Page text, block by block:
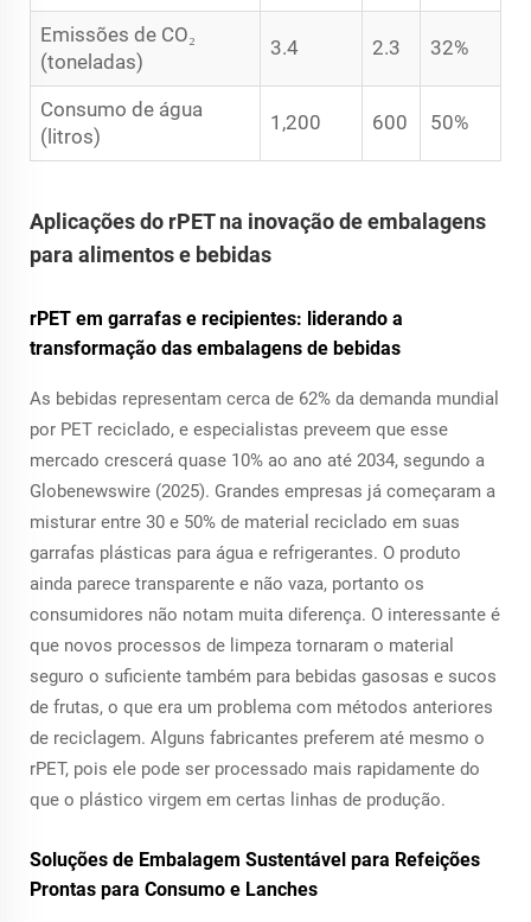
Emissões de CO₂
(toneladas)
3.4 2.3 32%
Consumo de água
(litros)
1,200 600 50%
Aplicações do rPET na inovação de embalagens
para alimentos e bebidas
rPET em garrafas e recipientes: liderando a
transformação das embalagens de bebidas
As bebidas representam cerca de 62% da demanda mundial
por PET reciclado, e especialistas preveem que esse
mercado crescerá quase 10% ao ano até 2034, segundo a
Globenewswire (2025). Grandes empresas já começaram a
misturar entre 30 e 50% de material reciclado em suas
garrafas plásticas para água e refrigerantes. O produto
ainda parece transparente e não vaza, portanto os
consumidores não notam muita diferença. O interessante é
que novos processos de limpeza tornaram o material
seguro o suficiente também para bebidas gasosas e sucos
de frutas, o que era um problema com métodos anteriores
de reciclagem. Alguns fabricantes preferem até mesmo o
rPET, pois ele pode ser processado mais rapidamente do
que o plástico virgem em certas linhas de produção.
Soluções de Embalagem Sustentável para Refeições
Prontas para Consumo e Lanches